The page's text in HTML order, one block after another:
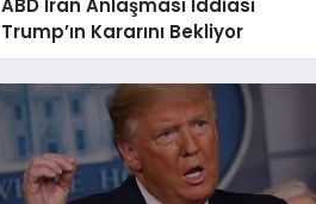
Trump’ın Kararını Bekliyor